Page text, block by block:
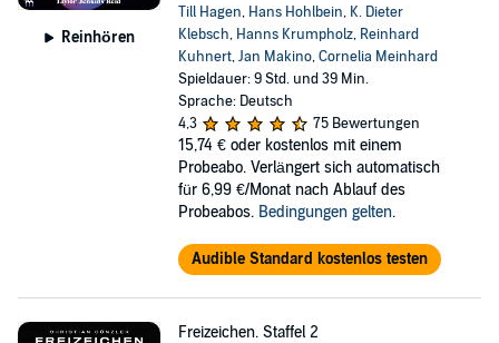
Reinhören
Till Hagen, Hans Hohlbein, K. Dieter
Klebsch, Hanns Krumpholz, Reinhard
Kuhnert,Jan Makino,Cornelia Meinhard
Spieldauer: 9 Std. und 39 Min.
Sprache: Deutsch
4,3
75 Bewertungen
15,74 € oder kostenlos mit einem
Probeabo. Verlängert sich automatisch
für 6,99 €/Monat nach Ablauf des
Probeabos. Bedingungen gelten.
Audible Standard kostenlos testen
Freizeichen. Staffel 2